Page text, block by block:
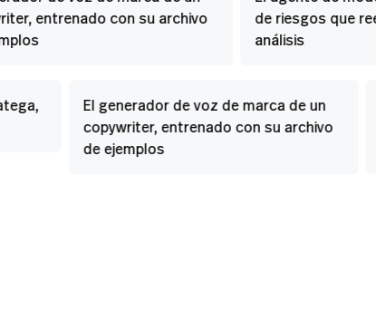
entrenado con su archivo
de riesgos que
análisis
El generador de voz de marca de un
copywriter, entrenado con su archivo
de ejemplos